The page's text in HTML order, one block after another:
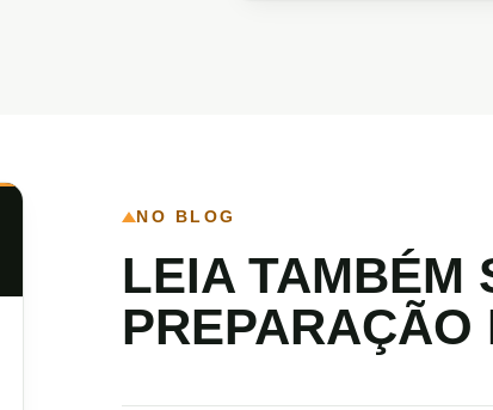
NO BLOG
LEIA TAMBÉM
PREPARAÇÃO